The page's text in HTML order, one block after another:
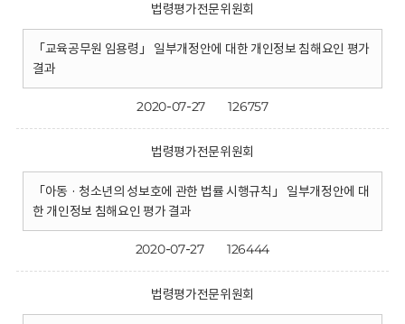
법령평가전문위원회
「교육공무원 임용령」 일부개정안에 대한 개인정보 침해요인 평가
결과
2020-07-27 126757
법령평가전문위원회
「아동 · 청소년의 성보호에 관한 법률 시행규칙」 일부개정안에 대
한 개인정보 침해요인 평가 결과
2020-07-27 126444
법령평가전문위원회